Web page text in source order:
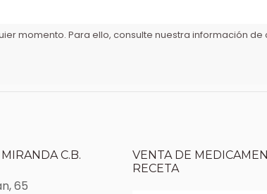
momento. Para ello, consulte nuestra información de
C.B.
65
VENTA DE
RECETA